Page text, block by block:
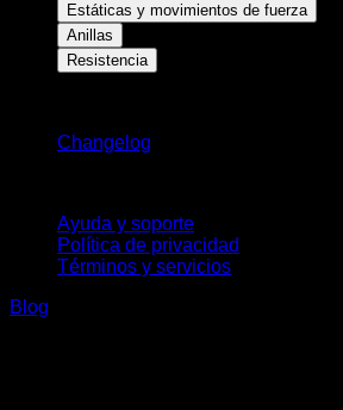
Estáticas y movimientos de fuerza
Anillas
Resistencia
Changelog
Ayuda y soporte
Política de privacidad
Términos y servicios
Blog